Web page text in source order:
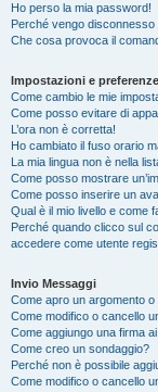
Ho perso la mia password!
Perché vengo disconnesso
Che cosa provoca il
Impostazioni e
Come cambio le mie
Come posso evitare di
L’ora non è corretta!
Ho cambiato il fuso orario
La mia lingua non è nella
Come posso mostrare
Come posso inserire un
Qual è il mio livello e come
Perché quando clicco sul
accedere come utente
Invio Messaggi
Come apro un argomento
Come modifico o cancello
Come aggiungo una firma
Come creo un sondaggio?
Perché non è possibile
Come modifico o cancello